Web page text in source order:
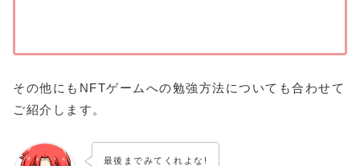
その他にもNFTゲームへの勉強方法についても合わせて
ご紹介します。
最後までみてくれよな!